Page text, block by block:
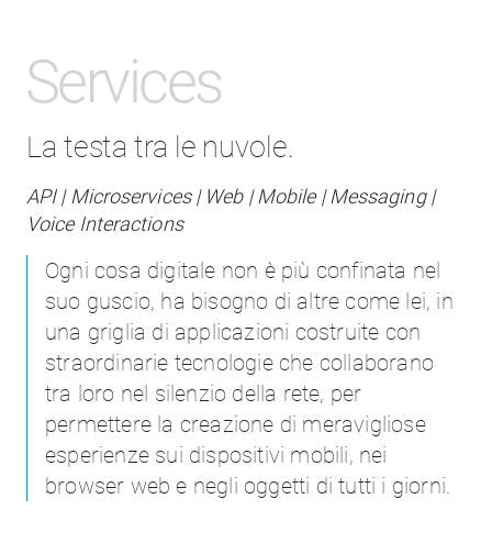
Services
La testa tra le nuvole.
API | Microservices | Web | Mobile | Messaging |
Voice Interactions
Ogni cosa digitale non è più confinata nel
suo guscio, ha bisogno di altre come lei, in
una griglia di applicazioni costruite con
straordinarie tecnologie che collaborano
tra loro nel silenzio della rete, per
permettere la creazione di meravigliose
esperienze sui dispositivi mobili, nei
browser web e negli oggetti di tutti i giorni.